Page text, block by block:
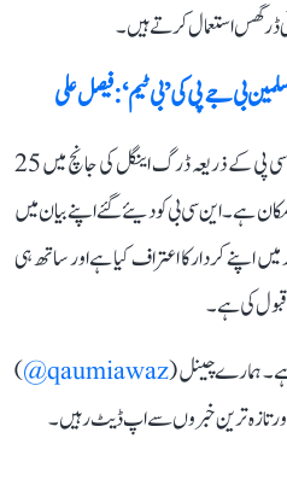
بی جے پی کی ’بی ٹیم‘: فیصل علی
ایسی بھی خبریں سامنے آ رہی ہیں کہ این سی پی کے ذریعہ ڈرگ اینگل کی جانچ میں 25
ہے۔ این سی بی کو دیئے گئے اپنے بیان میں
کردار کا اعتراف کیا ہے اور ساتھ ہی
قبول کی ہے۔
ہے۔ ہمارے چینل (qaumiawaz@
)
تازہ ترین خبروں سے اپ ڈیٹ رہیں۔